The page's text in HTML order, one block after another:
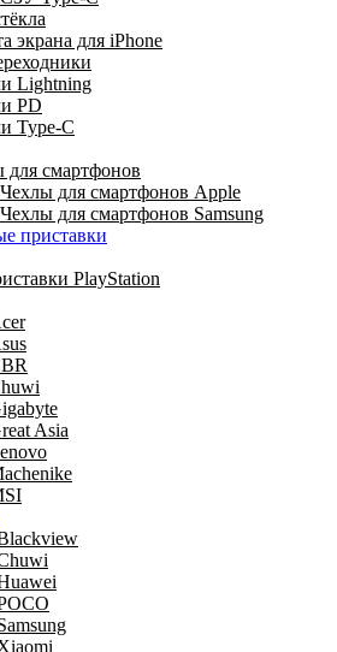
экрана для iPhone
Lightning
PD
Type-C
для смартфонов
Чехлы для смартфонов Apple
Чехлы для смартфонов Samsung
приставки
PlayStation
Asia